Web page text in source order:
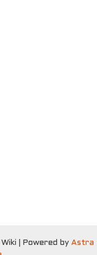
| Powered by Astra